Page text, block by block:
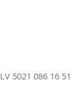
LV 5021 086 16 51